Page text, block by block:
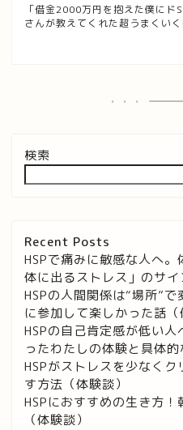
「借金2000万円を抱えた僕にド
さんが教えてくれた超うまくい
検索
Recent Posts
HSPで痛みに敏感な人へ
体に出るストレス」のサイ
HSPの人間関係は“場所”
に参加して楽しかった話（
HSPの自己肯定感が低い
ったわたしの体験と具体的
HSPがストレスを少なく
す方法（体験談）
HSPにおすすめの生き方
（体験談）